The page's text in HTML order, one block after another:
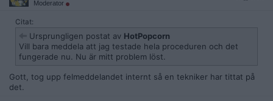
Moderator
Citat:
Ursprungligen postat av HotPopcorn
Vill bara meddela att jag testade hela proceduren och det
fungerade nu. Nu är mitt problem löst.
Gott, tog upp felmeddelandet internt så en tekniker har tittat på
det.